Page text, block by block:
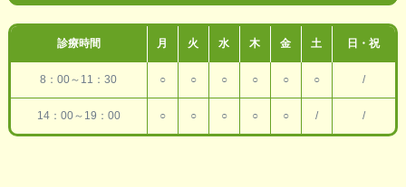
診療時間 月 火 水 木 金 土 日・祝
8：00～11：30 ○ ○ ○ ○ ○ ○ /
14：00～19：00 ○ ○ ○ ○ ○ / /